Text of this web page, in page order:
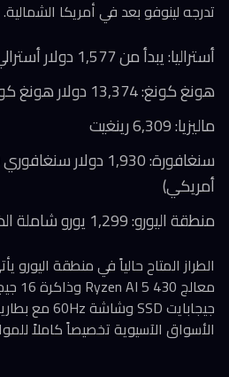
تدرجه لينوفو بعد في أمريكا الشمالية.
أستراليا: يبدأ من 1,577 دولار أسترالي
هونغ كونغ: 13,374 دولار هونغ كونغي
ماليزيا: 6,309 رينغيت
أمريكي)
منطقة اليورو: 1,299 يورو شاملة الضرائب
الطراز المتاح حالياً في منطقة
الأسواق الآسيوية تخصيصاً كاملاً